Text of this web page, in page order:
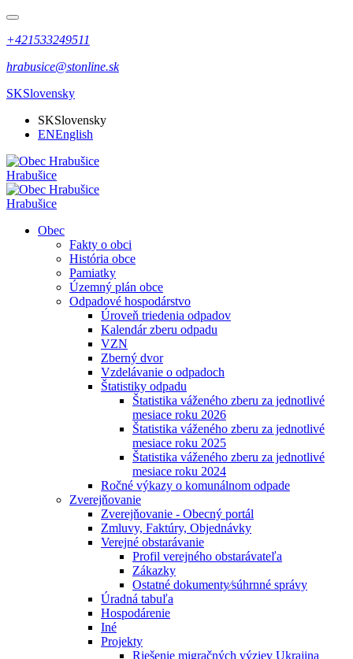
+421533249511
hrabusice@stonline.sk
SKSlovensky
SKSlovensky
ENEnglish
Hrabušice
Hrabušice
Obec
Fakty o obci
História obce
Pamiatky
Územný plán obce
Odpadové hospodárstvo
Úroveň triedenia odpadov
Kalendár zberu odpadu
VZN
Zberný dvor
Vzdelávanie o odpadoch
Štatistiky odpadu
Štatistika váženého zberu za jednotlivé
mesiace roku 2026
Štatistika váženého zberu za jednotlivé
mesiace roku 2025
Štatistika váženého zberu za jednotlivé
mesiace roku 2024
Ročné výkazy o komunálnom odpade
Zverejňovanie
Zverejňovanie - Obecný portál
Zmluvy, Faktúry, Objednávky
Verejné obstarávanie
Profil verejného obstarávateľa
Zákazky
Ostatné dokumenty⁄súhrnné správy
Úradná tabuľa
Hospodárenie
Iné
Projekty
Riešenie migračných výziev Ukrajina